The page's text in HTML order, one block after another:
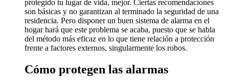
protegido tu lugar de vida, mejor. Ciertas recomendaciones
son básicas y no garantizan al terminado la seguridad de una
residencia. Pero disponer un buen sistema de alarma en el
hogar hará que este problema se acaba, puesto que se habla
del método más eficaz en lo que tiene relación a protección
frente a factores externos, singularmente los robos.
Cómo protegen las alarmas